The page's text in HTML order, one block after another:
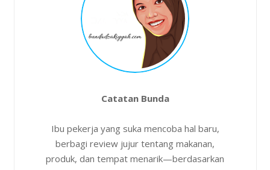
Catatan Bunda
Ibu pekerja yang suka mencoba hal baru,
berbagi review jujur tentang makanan,
produk, dan tempat menarik—berdasarkan